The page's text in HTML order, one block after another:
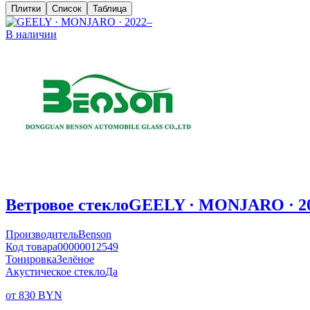
Плитки Список Таблица
В наличии
Ветровое стеклоGEELY · MONJARO ·
ПроизводительBenson
Код товара00000012549
ТонировкаЗелёное
Акустическое стеклоДа
от 830 BYN